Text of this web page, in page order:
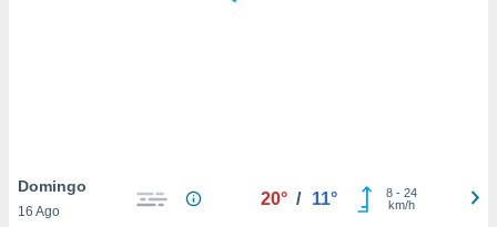
similares
Domingo
16 Ago
20° / 11° 8- 24
km/h